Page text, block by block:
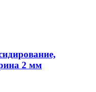
2 мм